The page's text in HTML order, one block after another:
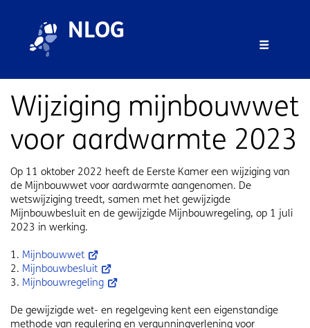
NLOG
Wijziging mijnbouwwet
voor aardwarmte 2023
Op 11 oktober 2022 heeft de Eerste Kamer een wijziging van
de Mijnbouwwet voor aardwarmte aangenomen. De
wetswijziging treedt, samen met het gewijzigde
Mijnbouwbesluit en de gewijzigde Mijnbouwregeling, op 1 juli
2023 in werking.
1. Mijnbouwwet
2. Mijnbouwbesluit
3. Mijnbouwregeling
De gewijzigde wet- en regelgeving kent een eigenstandige
methode van regulering en vergunningverlening voor